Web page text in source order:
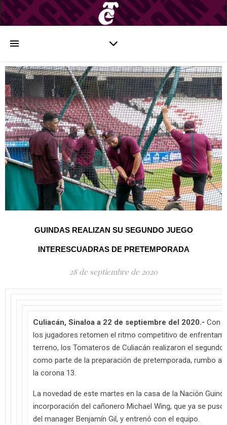
GUINDAS REALIZAN SU SEGUNDO JUEGO
INTERESCUADRAS DE PRETEMPORADA
28 de septiembre de 2020
Culiacán, Sinaloa a 22 de septiembre del 2020.- Con
los jugadores retomen el ritmo competitivo de
terreno, los Tomateros de Culiacán realizaron el segundo
como parte de la preparación de pretemporada, rumbo a
la corona 13.
La novedad de este martes en la casa de la Nación
incorporación del cañonero Michael Wing, que ya se
del manager Benjamín Gil, y entrenó con el equipo.